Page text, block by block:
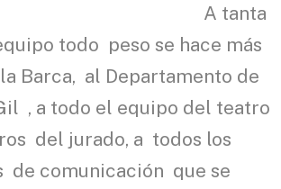
A tanta
todo peso se hace más
Barca, al Departamento de
, a todo el equipo del teatro
del jurado, a todos los
de comunicación que se